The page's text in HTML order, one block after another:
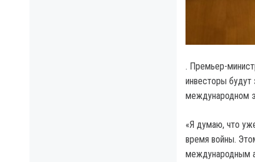
. Премьер-
инвесторы будут
международном
«Я думаю, что
время войны.
международным